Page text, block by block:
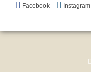
Facebook Instagram